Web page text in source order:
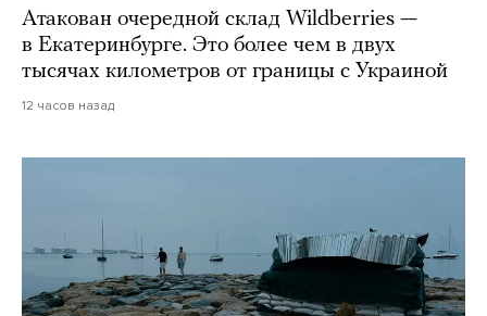
Атакован очередной склад Wildberries —
в Екатеринбурге. Это более чем в двух
тысячах километров от границы с Украиной
12 часов назад